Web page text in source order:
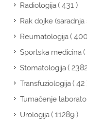
Radiologija( 431 )
Rak dojke
Reumatologija(
Sportska medicina(
Stomatologija(
Transfuziologija( 42
Tumačenje
Urologija( 11289 )